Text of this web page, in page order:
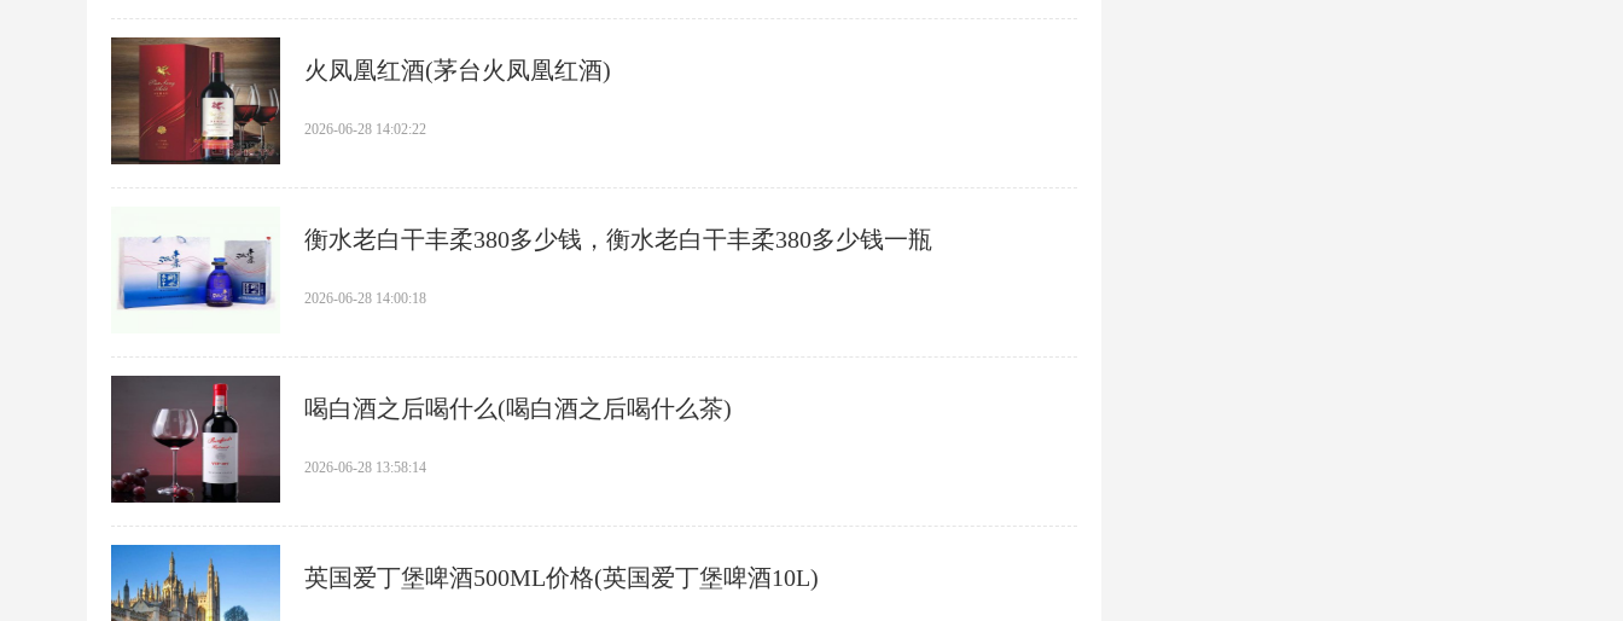
​火凤凰红酒(茅台火凤凰红酒)
2026-06-28 14:02:22
​衡水老白干丰柔380多少钱，衡水老白干丰柔380多少钱一瓶
2026-06-28 14:00:18
​喝白酒之后喝什么(喝白酒之后喝什么茶)
2026-06-28 13:58:14
​英国爱丁堡啤酒500ML价格(英国爱丁堡啤酒10L)